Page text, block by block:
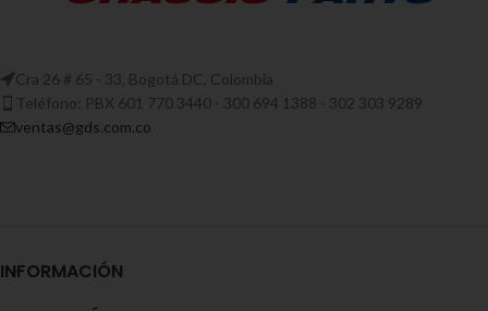
Cra 26 # 65 - 33, Bogotá DC, Colombia
Teléfono: PBX 601 770 3440 - 300 694 1388 - 302 303 9289
ventas@gds.com.co
INFORMACIÓN